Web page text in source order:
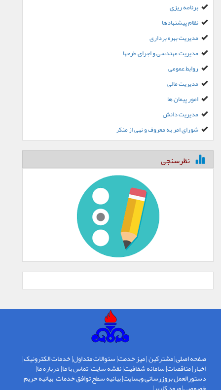
برنامه ریزی
نظام پیشنهادها
مدیریت بهره برداری
مدیریت مهندسی و اجرای طرحها
روابط عمومی
مدیریت مالی
امور پیمان ها
مدیریت دانش
شورای امر به معروف و نهی از منکر
نظرسنجی
صفحه اصلی|مشترکین|میز خدمت|سئوالات متداول|خدمات الکترونیک|
اخبار|مناقصات|سامانه شفافیت|نقشه سایت|تماس با ما|درباره ما|
دستورالعمل بروزرسانی وبسایت|بیانیه سطح توافق خدمات|بیانیه حریم